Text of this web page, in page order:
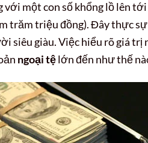
một con số khổng lồ lên
trăm triệu đồng). Đây thực
siêu giàu. Việc hiểu rõ giá trị
ngoại tệlớn đến như thế